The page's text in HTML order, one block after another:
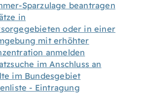
Sparzulage beantragen
in
oder in einer
mit erhöhter
anmelden
im Anschluss an
im Bundesgebiet
- Eintragung